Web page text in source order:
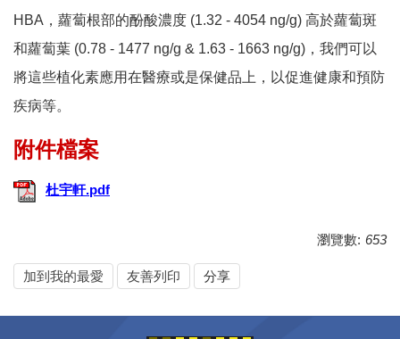
HBA，蘿蔔根部的酚酸濃度 (1.32 - 4054 ng/g) 高於蘿蔔斑
和蘿蔔葉 (0.78 - 1477 ng/g & 1.63 - 1663 ng/g)，我們可以
將這些植化素應用在醫療或是保健品上，以促進健康和預防
疾病等。
杜宇軒.pdf
瀏覽數: 653
加到我的最愛 友善列印 分享